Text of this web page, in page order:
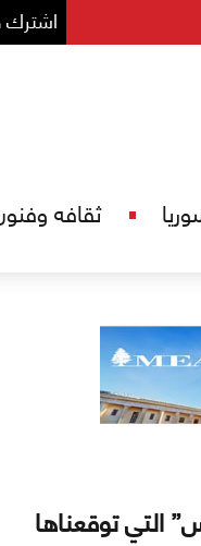
اشترك
ثقافه
التي توقعناها